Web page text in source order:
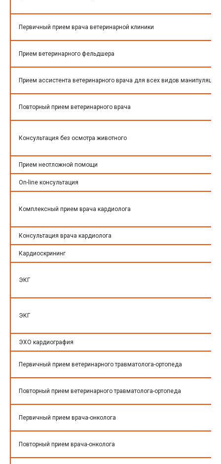
Первичный прием врача ветеринарной клиники
Прием ветеринарного фельдшера
Прием ассистента ветеринарного врача для всех видов манипуляций
Повторный прием ветеринарного врача
Консультация без осмотра животного
Прием неотложной помощи
On-line консультация
Комплексный прием врача кардиолога
Консультация врача кардиолога
Кардиоскрининг
ЭКГ
ЭКГ
ЭХО кардиография
Первичный прием ветеринарного травматолога-ортопеда
Повторный прием ветеринарного травматолога-ортопеда
Первичный прием врача-онколога
Повторный прием врача-онколога